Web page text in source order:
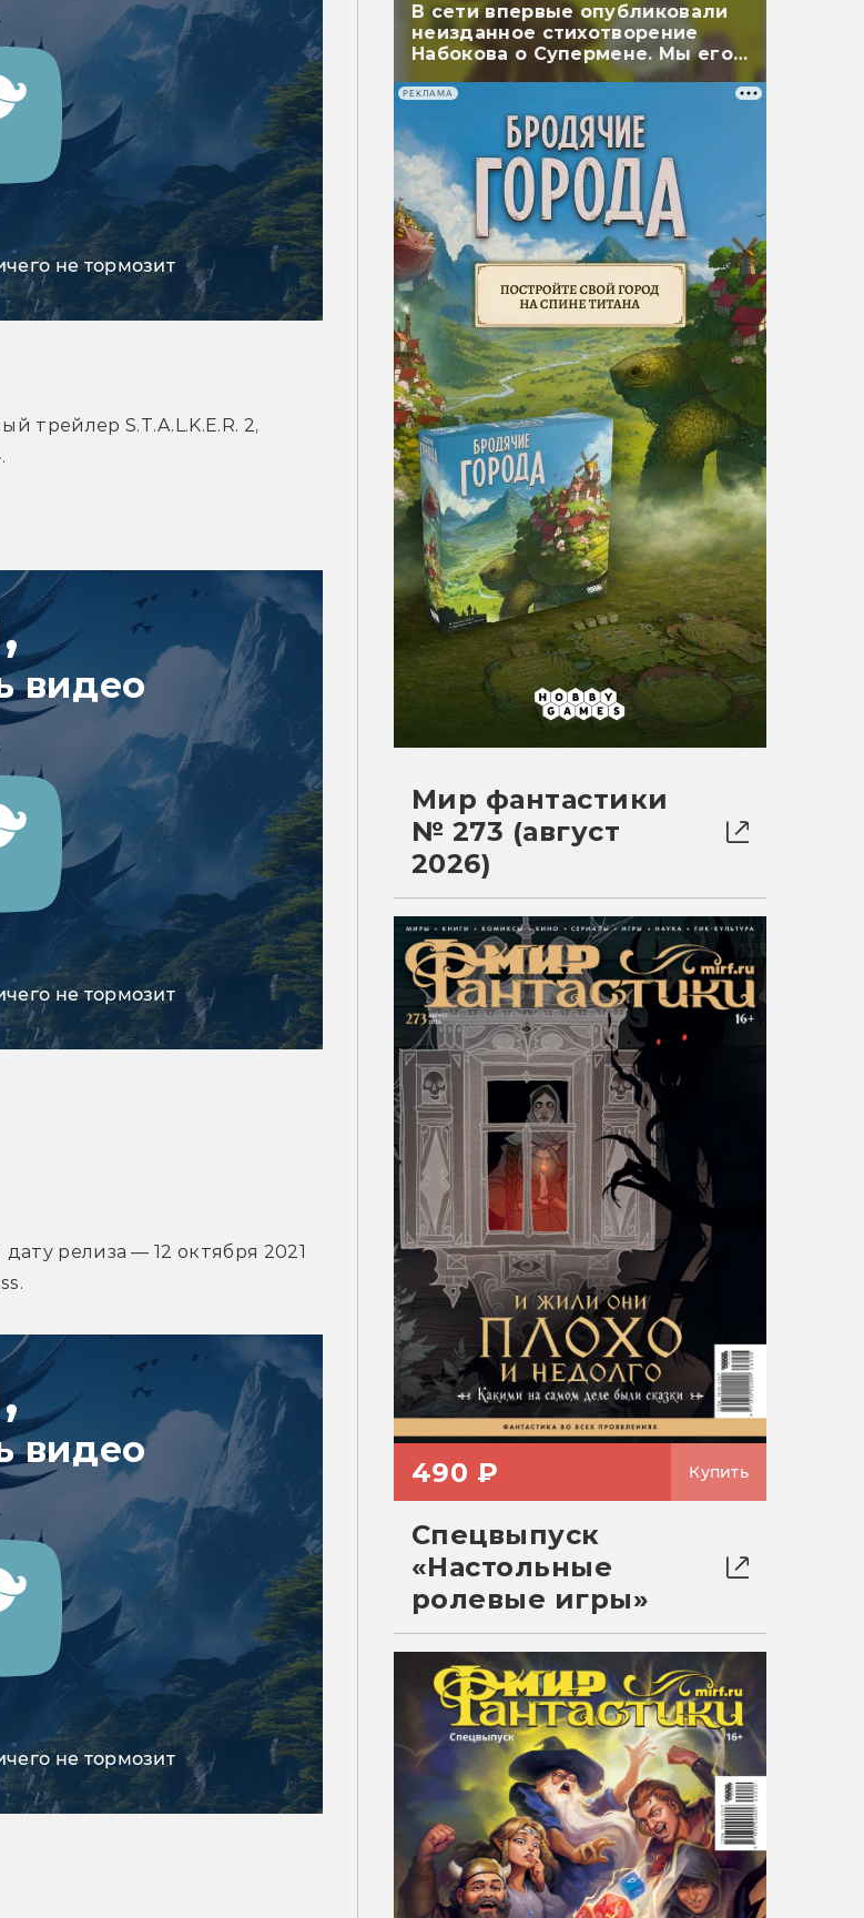
не тормозит
трейлер S.T.A.L.K.E.R. 2,
видео
не тормозит
релиза — 12 октября 2021
видео
не тормозит
В сети впервые опубликовали
неизданное стихотворение
Набокова о Супермене. Мы его
перевели
РЕКЛАМА
Мир фантастики
№ 273 (август
2026)
490 ₽ Купить
Спецвыпуск
«Настольные
ролевые игры»